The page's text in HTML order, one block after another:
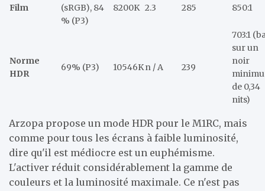
Film
(sRGB), 84
% (P3)
8200K 2.3 285 850:1
Norme
HDR
69% (P3) 10546Kn / A 239
703:1
sur un
noir
de 0,34
nits)
Arzopa propose un mode HDR pour le M1RC, mais
comme pour tous les écrans à faible luminosité,
dire qu'il est médiocre est un euphémisme.
L'activer réduit considérablement la gamme de
couleurs et la luminosité maximale. Ce n'est pas